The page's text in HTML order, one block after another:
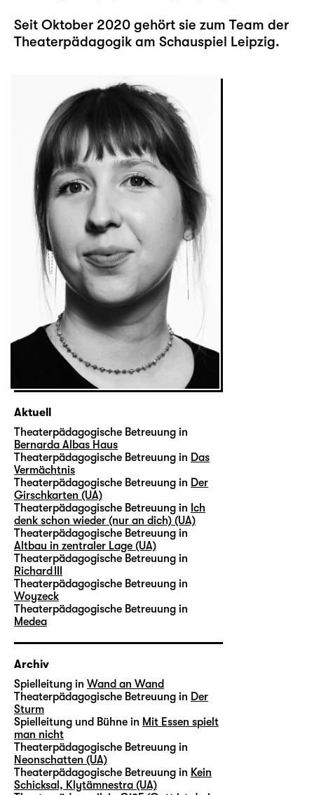
Seit Oktober 2020 gehört sie zum Team der
Theaterpädagogik am Schauspiel Leipzig.
Aktuell
Theaterpädagogische Betreuung in
Bernarda Albas Haus
Theaterpädagogische Betreuung in Das
Vermächtnis
Theaterpädagogische Betreuung in Der
Girschkarten (UA)
Theaterpädagogische Betreuung in Ich
denk schon wieder (nur an dich) (UA)
Theaterpädagogische Betreuung in
Altbau in zentraler Lage (UA)
Theaterpädagogische Betreuung in
Richard III
Theaterpädagogische Betreuung in
Woyzeck
Theaterpädagogische Betreuung in
Medea
Archiv
Spielleitung in Wand an Wand
Theaterpädagogische Betreuung in Der
Sturm
Spielleitung und Bühne in Mit Essen spielt
man nicht
Theaterpädagogische Betreuung in
Neonschatten (UA)
Theaterpädagogische Betreuung in Kein
Schicksal, Klytämnestra (UA)